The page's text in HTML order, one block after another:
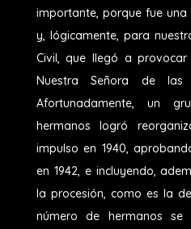
importante, porque fue
y, lógicamente, para
Civil, que llegó a
Nuestra Señora de las
Afortunadamente, un
hermanos logró
impulso en 1940,
en 1942, e incluyendo,
la procesión, como es la
número de hermanos se